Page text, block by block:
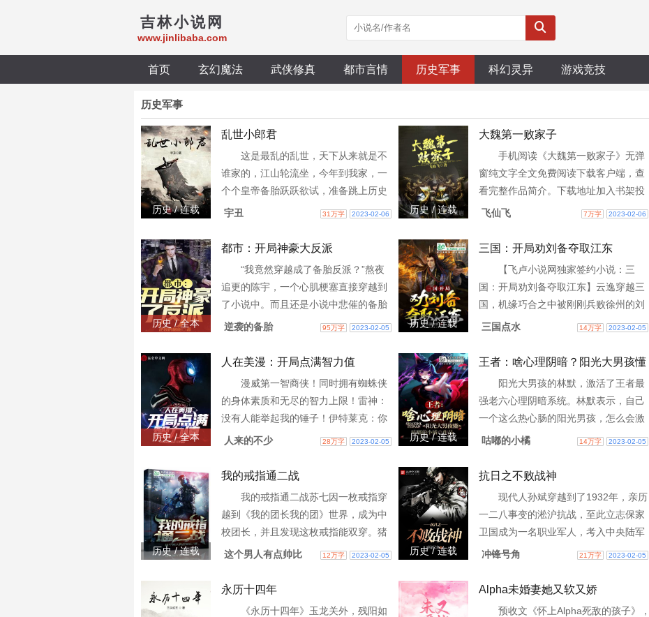
吉林小说网
www.jinlibaba.com
首页 玄幻魔法 武侠修真 都市言情 历史军事 科幻灵异 游戏竞技
历史军事
历史 / 连载
乱世小郎君
这是最乱的乱世，天下从来就是不
谁家的，江山轮流坐，今年到我家，一
个个皇帝备胎跃跃欲试，准备跳上历史
的车轮。主角在一旁踌躇不已，他不知
百万字完本作品，不
宇丑 31万字 2023-02-06 历史 / 连载
大魏第一败家子
手机阅读《大魏第一败家子》无弹
窗纯文字全文免费阅读下载客户端，查
看完整作品简介。下载地址加入书架投
推荐票直达底部3w0-74707
飞仙飞 7万字 2023-02-06
历史 / 全本
都市：开局神豪大反派
“我竟然穿越成了备胎反派？”熬夜
追更的陈宇，一个心肌梗塞直接穿越到
了小说中。而且还是小说中悲催的备胎
反派！主角萧凡要立威，他就要挨打。
87749
逆袭的备胎 95万字 2023-02-05 历史 / 连载
三国：开局劝刘备夺取江东
【飞卢小说网独家签约小说：三
国：开局劝刘备夺取江东】云逸穿越三
国，机缘巧合之中被刚刚兵败徐州的刘
备救下，还成为了刘备的军师。眼见徐
有发展机会。难道要跟
三国点水 14万字 2023-02-05
历史 / 全本
人在美漫：开局点满智力值
漫威第一智商侠！同时拥有蜘蛛侠
的身体素质和无尽的智力上限！雷神：
没有人能举起我的锤子！伊特莱克：你
拿着锤子，我把你举起来不就行了？雷
87761
人来的不少 28万字 2023-02-05 历史 / 连载
王者：啥心理阴暗？阳光大男孩懂
阳光大男孩的林默，激活了王者最
强老六心理阴暗系统。林默表示，自己
一个这么热心肠的阳光男孩，怎么会激
活这种这么脏的系统。开局系统就奖励
87773
咕嘟的小橘 14万字 2023-02-05
历史 / 连载
我的戒指通二战
我的戒指通二战苏七因一枚戒指穿
越到《我的团长我的团》世界，成为中
校团长，并且发现这枚戒指能双穿。猪
肉炖粉条？来参军就能吃到吐。因为苏
主力，一3w0-8
这个男人有点帅比 12万字 2023-02-05 历史 / 连载
抗日之不败战神
现代人孙斌穿越到了1932年，亲历
一二八事变的淞沪抗战，至此立志保家
卫国成为一名职业军人，考入中央陆军
军官学校，随后前往日本士官学校留
七事变抗日战争全
冲锋号角 21万字 2023-02-05
永历十四年
《永历十四年》玉龙关外，残阳如
Alpha未婚妻她又软又娇
预收文《怀上Alpha死敌的孩子》，